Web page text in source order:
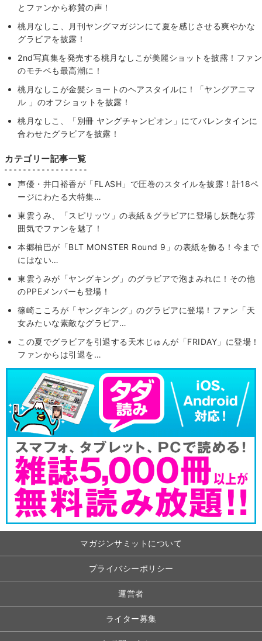
とファンから称賛の声！
桃月なしこ、月刊ヤングマガジンにて夏を感じさせる爽やかな
グラビアを披露！
2nd写真集を発売する桃月なしこが美麗ショットを披露！ファン
のモチベも最高潮に！
桃月なしこが金髪ショートのヘアスタイルに！「ヤングアニマ
ル 」のオフショットを披露！
桃月なしこ、「別冊 ヤングチャンピオン」にてバレンタインに
合わせたグラビアを披露！
カテゴリー記事一覧
声優・井口裕香が「FLASH」で圧巻のスタイルを披露！計18ペ
ージにわたる大特集…
東雲うみ、「スピリッツ」の表紙＆グラビアに登場し妖艶な雰
囲気でファンを魅了！
本郷柚巴が「BLT MONSTER Round 9」の表紙を飾る！今まで
にはない…
東雲うみが「ヤングキング」のグラビアで泡まみれに！その他
のPPEメンバーも登場！
篠崎こころが「ヤングキング」のグラビアに登場！ファン「天
女みたいな素敵なグラビア…
この夏でグラビアを引退する天木じゅんが「FRIDAY」に登場！
ファンからは引退を…
マガジンサミットについて
プライバシーポリシー
運営者
ライター募集